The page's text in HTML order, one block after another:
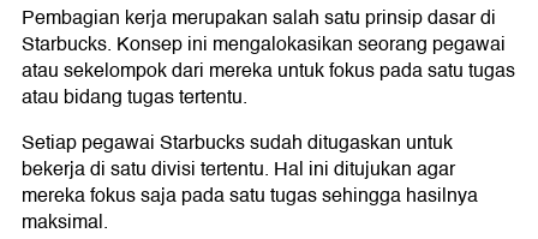
Pembagian kerja merupakan salah satu prinsip dasar di
Starbucks. Konsep ini mengalokasikan seorang pegawai
atau sekelompok dari mereka untuk fokus pada satu tugas
atau bidang tugas tertentu.
Setiap pegawai Starbucks sudah ditugaskan untuk
bekerja di satu divisi tertentu. Hal ini ditujukan agar
mereka fokus saja pada satu tugas sehingga hasilnya
maksimal.